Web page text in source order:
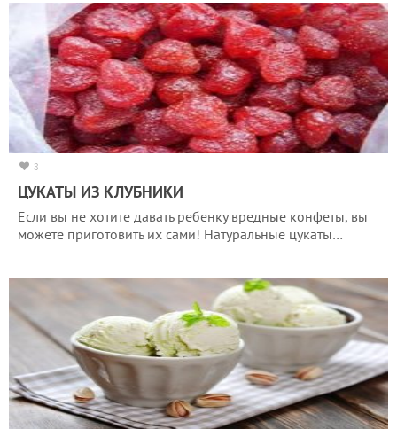
3
ЦУКАТЫ ИЗ КЛУБНИКИ
Если вы не хотите давать ребенку вредные конфеты, вы
можете приготовить их сами! Натуральные цукаты…